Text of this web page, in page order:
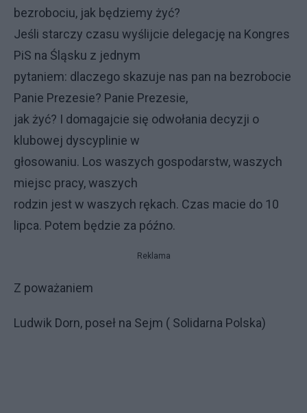
bezrobociu, jak będziemy żyć?
Jeśli starczy czasu wyślijcie delegację na Kongres
PiS na Śląsku z jednym
pytaniem: dlaczego skazuje nas pan na bezrobocie
Panie Prezesie? Panie Prezesie,
jak żyć? I domagajcie się odwołania decyzji o
klubowej dyscyplinie w
głosowaniu. Los waszych gospodarstw, waszych
miejsc pracy, waszych
rodzin jest w waszych rękach. Czas macie do 10
lipca. Potem będzie za późno.
Reklama
Z poważaniem
Ludwik Dorn, poseł na Sejm ( Solidarna Polska)